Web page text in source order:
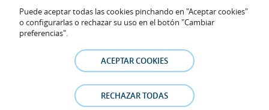
No. de autorización de centro sanitario: E08646940
La información presente en la web no reemplaza sino complementa
la relación médico-paciente. En caso de duda, consulte con el
médico de referencia. Las fotos y los testimonios de los pacientes
identificables que aparecen en la web están publicadas con su
consentimiento y se retirarán en cualquier momento a petición de
Política de Cookies–Política de Privacidad
Puede aceptar todas las cookies pinchando en "Aceptar cookies"
o configurarlas o rechazar su uso en el botón "Cambiar
preferencias".
ACEPTAR COOKIES
RECHAZAR TODAS